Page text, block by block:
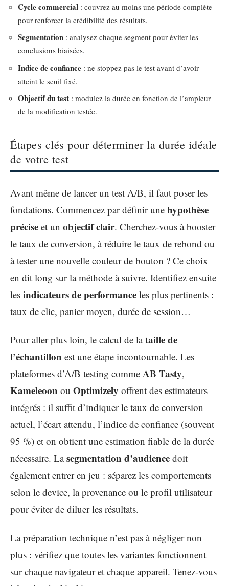
Cycle commercial : couvrez au moins une période complète
pour renforcer la crédibilité des résultats.
Segmentation : analysez chaque segment pour éviter les
conclusions biaisées.
Indice de confiance : ne stoppez pas le test avant d’avoir
atteint le seuil fixé.
Objectif du test : modulez la durée en fonction de l’ampleur
de la modification testée.
Étapes clés pour déterminer la durée idéale
de votre test
Avant même de lancer un test A/B, il faut poser les
fondations. Commencez par définir une hypothèse
précise et un objectif clair. Cherchez-vous à booster
le taux de conversion, à réduire le taux de rebond ou
à tester une nouvelle couleur de bouton ? Ce choix
en dit long sur la méthode à suivre. Identifiez ensuite
les indicateurs de performance les plus pertinents :
taux de clic, panier moyen, durée de session…
Pour aller plus loin, le calcul de lataille de
l’échantillon est une étape incontournable. Les
plateformes d’A/B testing comme AB Tasty,
Kameleoon ou Optimizely offrent des estimateurs
intégrés : il suffit d’indiquer le taux de conversion
actuel, l’écart attendu, l’indice de confiance (souvent
95 %) et on obtient une estimation fiable de la durée
nécessaire. Lasegmentation d’audience doit
également entrer en jeu : séparez les comportements
selon le device, la provenance ou le profil utilisateur
pour éviter de diluer les résultats.
La préparation technique n’est pas à négliger non
plus : vérifiez que toutes les variantes fonctionnent
sur chaque navigateur et chaque appareil. Tenez-vous